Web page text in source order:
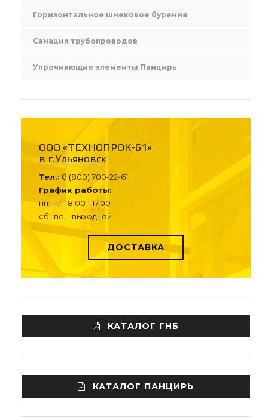
Горизонтальное шнековое бурение
Санация трубопроводов
Упрочняющие элементы Панцирь
ООО «ТЕХНОПРОК-61»
в г.Ульяновск
Тел.: 8 (800) 700-22-61
График работы:
пн.-пт.: 8.00 - 17.00
сб.-вс. - выходной
ДОСТАВКА
КАТАЛОГ ГНБ
КАТАЛОГ ПАНЦИРЬ